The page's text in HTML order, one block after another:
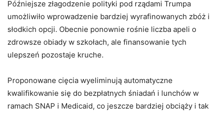
Późniejsze złagodzenie polityki pod rządami Trumpa
umożliwiło wprowadzenie bardziej wyrafinowanych zbóż i
słodkich opcji. Obecnie ponownie rośnie liczba apeli o
zdrowsze obiady w szkołach, ale finansowanie tych
ulepszeń pozostaje kruche.
Proponowane cięcia wyeliminują automatyczne
kwalifikowanie się do bezpłatnych śniadań i lunchów w
ramach SNAP i Medicaid, co jeszcze bardziej obciąży i tak